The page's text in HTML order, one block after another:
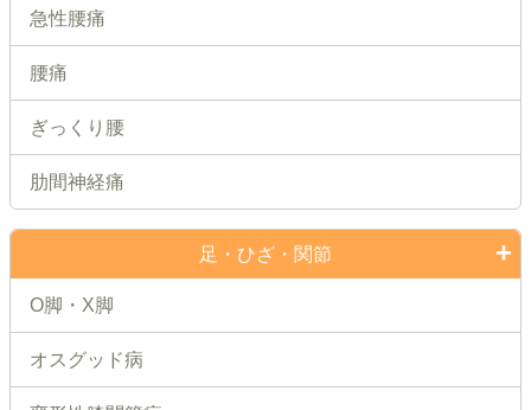
急性腰痛
腰痛
ぎっくり腰
肋間神経痛
足・ひざ・関節
O脚・X脚
オスグッド病